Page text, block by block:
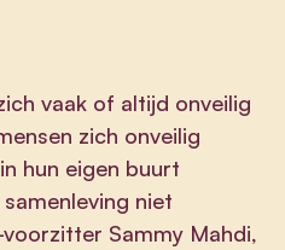
vaak of altijd onveilig
zich onveilig
hun eigen buurt
niet
Sammy Mahdi,